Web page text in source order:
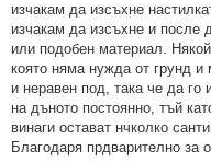
изчакам да изсъхне
изчакам да изсъхне и после
или подобен материал.
която няма нужда от грунд
и неравен под, така че да го
на дъното постоянно, тъй
винаги остават нчколко
Благодаря прдварително за